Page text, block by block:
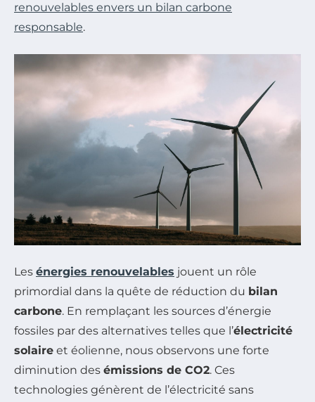
renouvelables envers un bilan carbone
responsable.
Les énergies renouvelables jouent un rôle
primordial dans la quête de réduction du bilan
carbone. En remplaçant les sources d’énergie
fossiles par des alternatives telles que l’électricité
solaire et éolienne, nous observons une forte
diminution des émissions de CO2. Ces
technologies génèrent de l’électricité sans